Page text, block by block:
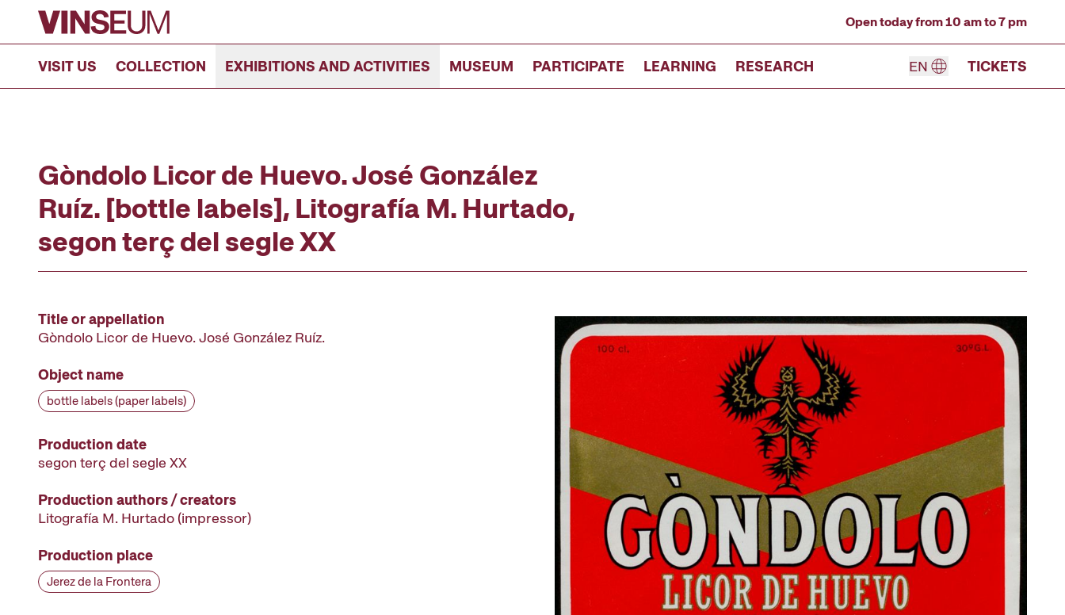
Go to content
Open today from 10 am to 7 pm
VISIT US COLLECTION EXHIBITIONS AND ACTIVITIES MUSEUM PARTICIPATE LEARNING RESEARCH EN TICKETS
Gòndolo Licor de Huevo. José González
Ruíz. [bottle labels], Litografía M. Hurtado,
segon terç del segle XX
Title or appellation
Gòndolo Licor de Huevo. José González Ruíz.
Object name
bottle labels (paper labels)
Production date
segon terç del segle XX
Production authors / creators
Litografía M. Hurtado (impressor)
Production place
Jerez de la Frontera